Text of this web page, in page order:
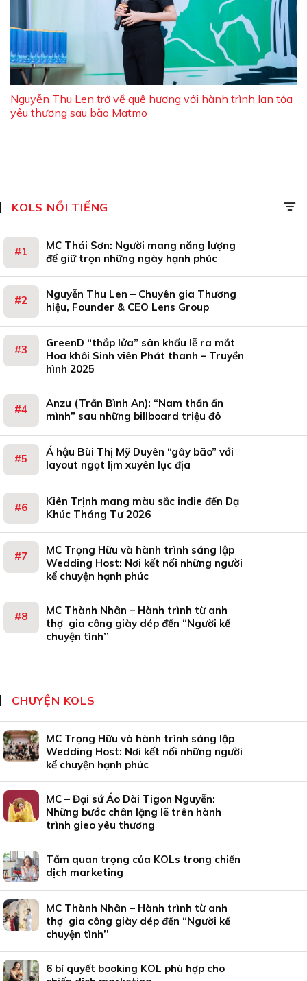
Nguyễn Thu Len trở về quê hương với hành trình lan tỏa
yêu thương sau bão Matmo
KOLS NỔI TIẾNG
MC Thái Sơn: Người mang năng lượng
để giữ trọn những ngày hạnh phúc
Nguyễn Thu Len – Chuyên gia Thương
hiệu, Founder & CEO Lens Group
GreenD “thắp lửa” sân khấu lễ ra mắt
Hoa khôi Sinh viên Phát thanh – Truyền
hình 2025
Anzu (Trần Bình An): “Nam thần ẩn
mình” sau những billboard triệu đô
Á hậu Bùi Thị Mỹ Duyên “gây bão” với
layout ngọt lịm xuyên lục địa
Kiên Trịnh mang màu sắc indie đến Dạ
Khúc Tháng Tư 2026
MC Trọng Hữu và hành trình sáng lập
Wedding Host: Nơi kết nối những người
kể chuyện hạnh phúc
MC Thành Nhân – Hành trình từ anh
thợ gia công giày dép đến “Người kể
chuyện tình’’
CHUYỆN KOLS
MC Trọng Hữu và hành trình sáng lập
Wedding Host: Nơi kết nối những người
kể chuyện hạnh phúc
MC – Đại sứ Áo Dài Tigon Nguyễn:
Những bước chân lặng lẽ trên hành
trình gieo yêu thương
Tầm quan trọng của KOLs trong chiến
dịch marketing
MC Thành Nhân – Hành trình từ anh
thợ gia công giày dép đến “Người kể
chuyện tình’’
6 bí quyết booking KOL phù hợp cho